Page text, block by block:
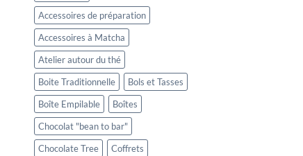
Accessoires de préparation
Accessoires à Matcha
Atelier autour du thé
Boite Traditionnelle
Bols et Tasses
Boîte Empilable
Boîtes
Chocolat "bean to bar"
Chocolate Tree
Coffrets